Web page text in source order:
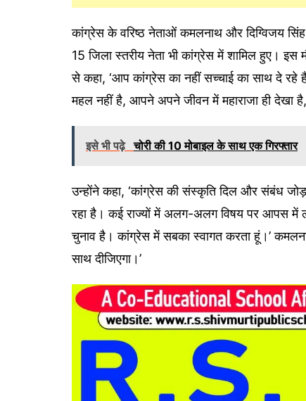
कांग्रेस के वरिष्ठ नेताओं कमलनाथ और दिग्विजय
15 जिला स्तरीय नेता भी कांग्रेस में शामिल हुए। इस
से कहा, ‘आप कांग्रेस का नहीं सच्चाई का साथ दे रहे
महल नहीं है, आपने अपने जीवन में महाराजा ही देखा
इसे भी पढ़े चोरी की 10 मोबाइल के साथ एक गिरफ्तार
उन्होंने कहा, ‘कांग्रेस की संस्कृति दिल और संबंध
रहा है। कई राज्यों में अलग-अलग विषय पर आपस में
चुनाव है। कांग्रेस में सबका स्वागत करता हूं।’
साथ दीजिएगा।’